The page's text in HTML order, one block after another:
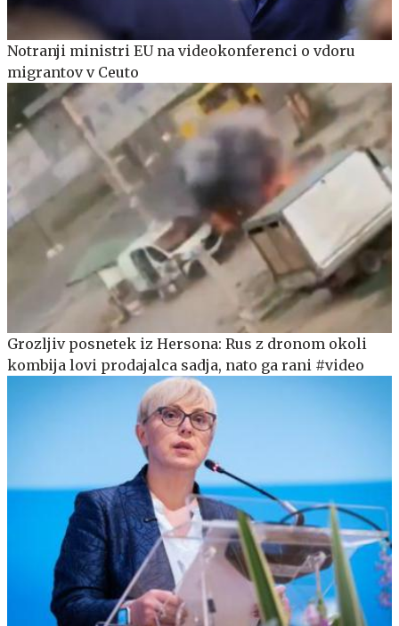
Notranji ministri EU na videokonferenci o vdoru
migrantov v Ceuto
Grozljiv posnetek iz Hersona: Rus z dronom okoli
kombija lovi prodajalca sadja, nato ga rani #video